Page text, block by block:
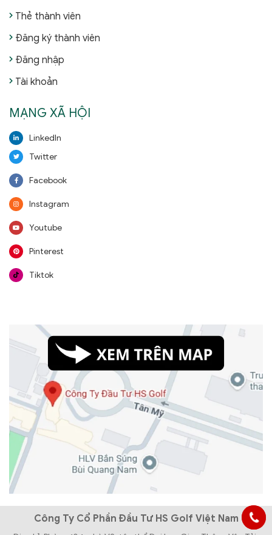
Thẻ thành viên
Đăng ký thành viên
Đăng nhập
Tài khoản
MẠNG XÃ HỘI
LinkedIn
Twitter
Facebook
Instagram
Youtube
Pinterest
Tiktok
Công Ty Cổ Phần Đầu Tư HS Golf Việt Nam